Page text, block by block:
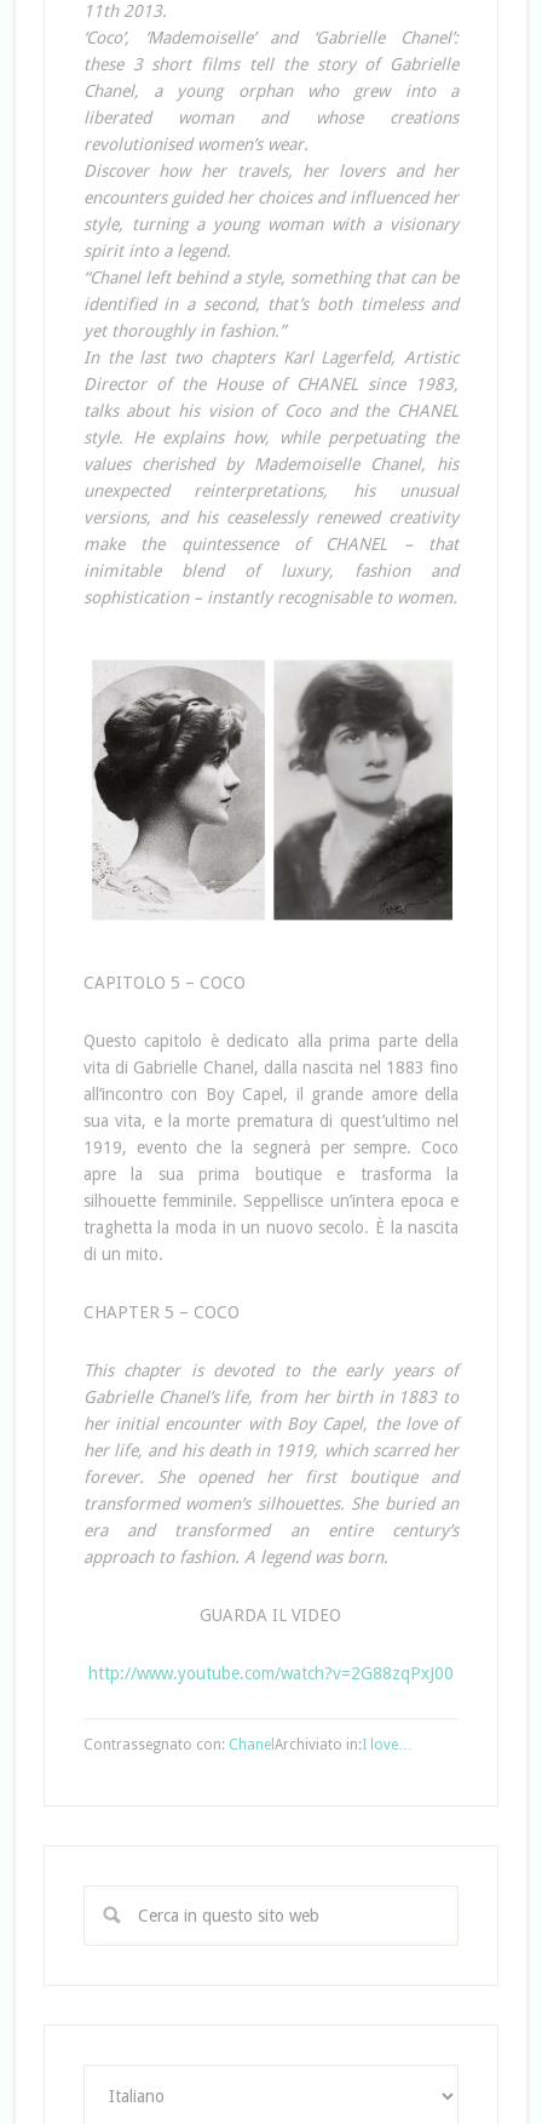
11th 2013.
‘Coco’, ‘Mademoiselle’ and ‘Gabrielle Chanel’:
these 3 short films tell the story of Gabrielle
Chanel, a young orphan who grew into a
liberated woman and whose creations
revolutionised women’s wear.
Discover how her travels, her lovers and her
encounters guided her choices and influenced her
style, turning a young woman with a visionary
spirit into a legend.
“Chanel left behind a style, something that can be
identified in a second, that’s both timeless and
yet thoroughly in fashion.”
In the last two chapters Karl Lagerfeld, Artistic
Director of the House of CHANEL since 1983,
talks about his vision of Coco and the CHANEL
style. He explains how, while perpetuating the
values cherished by Mademoiselle Chanel, his
unexpected reinterpretations, his unusual
versions, and his ceaselessly renewed creativity
make the quintessence of CHANEL – that
inimitable blend of luxury, fashion and
sophistication – instantly recognisable to women.
CAPITOLO 5 – COCO
Questo capitolo è dedicato alla prima parte della
vita di Gabrielle Chanel, dalla nascita nel 1883 fino
all’incontro con Boy Capel, il grande amore della
sua vita, e la morte prematura di quest’ultimo nel
1919, evento che la segnerà per sempre. Coco
apre la sua prima boutique e trasforma la
silhouette femminile. Seppellisce un’intera epoca e
traghetta la moda in un nuovo secolo. È la nascita
di un mito.
CHAPTER 5 – COCO
This chapter is devoted to the early years of
Gabrielle Chanel’s life, from her birth in 1883 to
her initial encounter with Boy Capel, the love of
her life, and his death in 1919, which scarred her
forever. She opened her first boutique and
transformed women’s silhouettes. She buried an
era and transformed an entire century’s
approach to fashion. A legend was born.
GUARDA IL VIDEO
http://www.youtube.com/watch?v=2G88zqPxJ00
Archiviato in:I love…
Contrassegnato con: Chanel